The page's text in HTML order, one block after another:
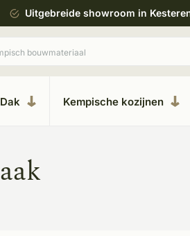
Uitgebreide showroom in
Dak Kempische kozijnen